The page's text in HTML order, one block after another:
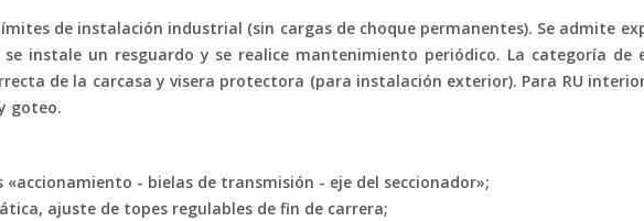
de instalación industrial (sin cargas de choque permanentes). Se admite
instale un resguardo y se realice mantenimiento periódico. La categoría
de la carcasa y visera protectora (para instalación exterior). Para RU
goteo.
- bielas de transmisión - eje del seccionador»;
ajuste de topes regulables de fin de carrera;